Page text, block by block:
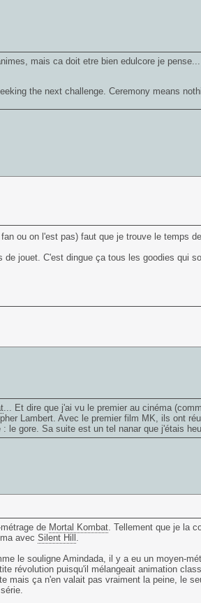
mais ca doit etre bien edulcore je pense...
the next challenge. Ceremony means
ou on l'est pas) faut que je trouve le temps
de jouet. C'est dingue ça tous les goodies qui
... Et dire que j'ai vu le premier au cinéma
Lambert. Avec le premier film MK, ils ont
: le gore. Sa suite est un tel nanar que j'étais
de Mortal Kombat. Tellement que je la
avec Silent Hill .
le souligne Amindada, il y a eu un moyen-
révolution puisqu'il mélangeait animation
mais ça n'en valait pas vraiment la peine, le